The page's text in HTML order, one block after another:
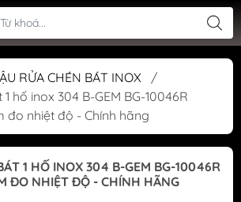
RỬA CHÉN BÁT INOX
/
hố inox 304 B-GEM BG-10046R
đo nhiệt độ - Chính hãng
1 HỐ INOX 304 B-GEM BG-10046R
ĐO NHIỆT ĐỘ - CHÍNH HÃNG